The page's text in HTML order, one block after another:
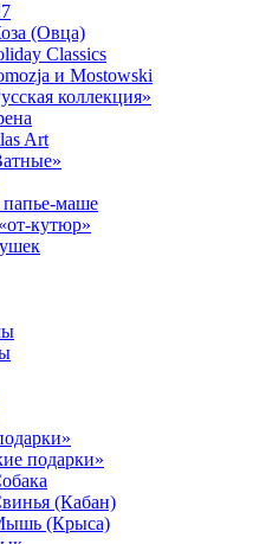
(Овца)
Classics
и Mostowski
коллекция»
Art
маше
кутюр»
подарки»
(Кабан)
(Крыса)